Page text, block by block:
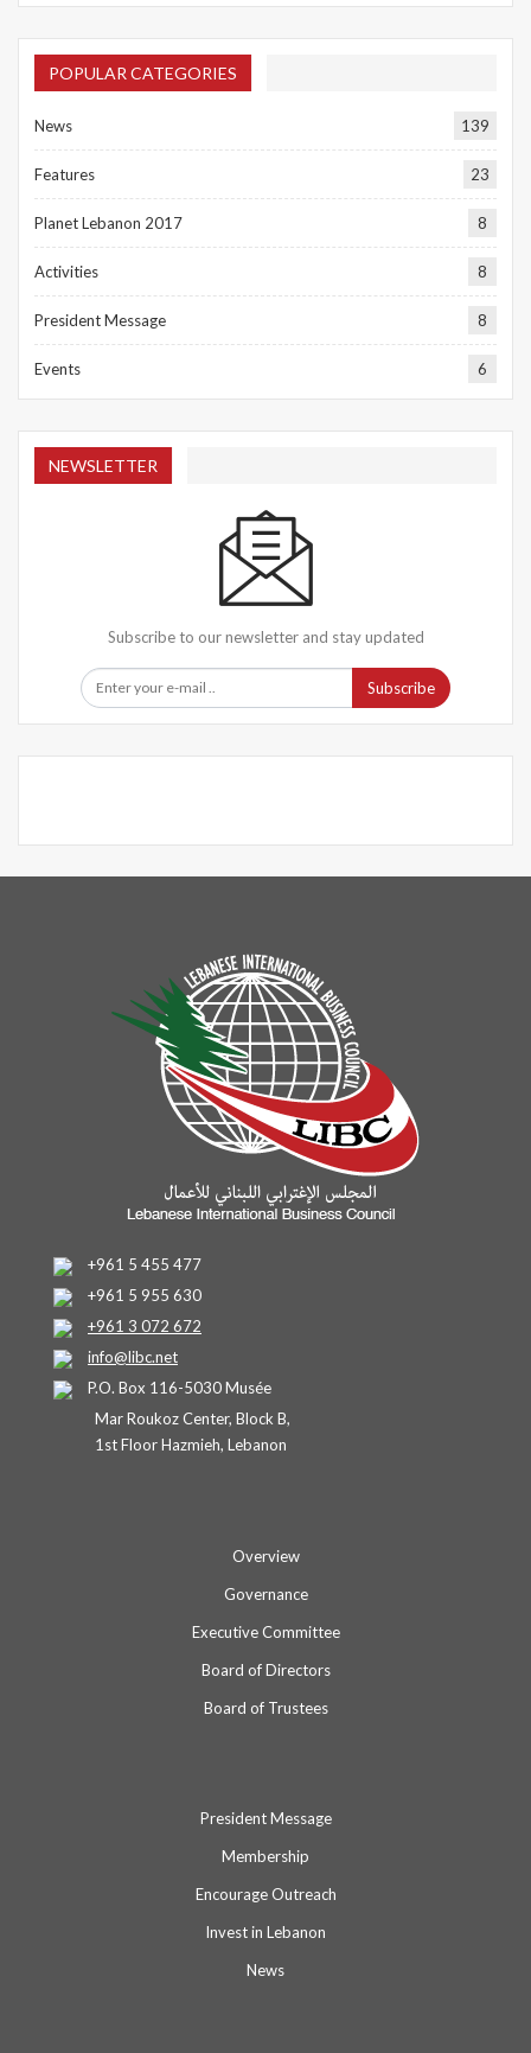
POPULAR CATEGORIES
News 139
Features 23
Planet Lebanon 2017 8
Activities 8
President Message 8
Events 6
NEWSLETTER
Subscribe to our newsletter and stay updated
Subscribe
+961 5 455 477
+961 5 955 630
+961 3 072 672
info@libc.net
P.O. Box 116-5030 Musée
Mar Roukoz Center, Block B,
1st Floor Hazmieh, Lebanon
Overview
Governance
Executive Committee
Board of Directors
Board of Trustees
President Message
Membership
Encourage Outreach
Invest in Lebanon
News